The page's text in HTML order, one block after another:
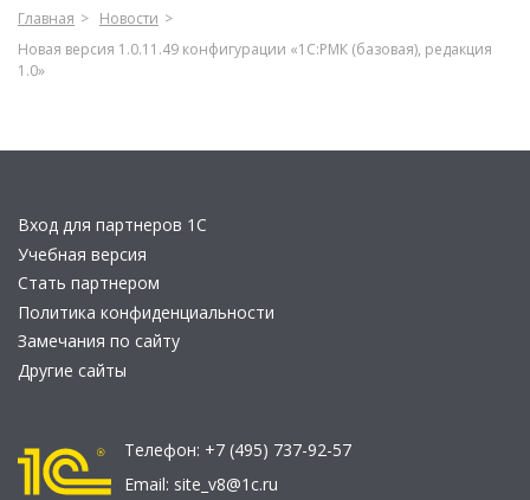
Главная
Новости
Новая версия 1.0.11.49 конфигурации «1С:РМК (базовая), редакция
1.0»
Вход для партнеров 1С
Учебная версия
Стать партнером
Политика конфиденциальности
Замечания по сайту
Другие сайты
Телефон: +7 (495) 737-92-57
Email: site_v8@1c.ru